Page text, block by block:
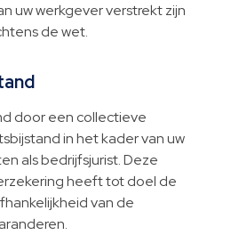
uw werkgever verstrekt zijn
de wet.
door een collectieve
in het kader van uw
als bedrijfsjurist. Deze
heeft tot doel de
van de